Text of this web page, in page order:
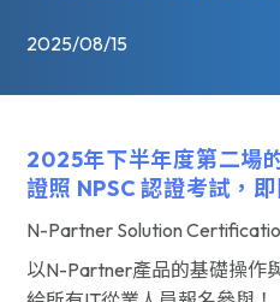
2025/08/15
2025年下半年度第二場
證照 NPSC 認證考試，
N-Partner Solution
以N-Partner產品的基礎操作